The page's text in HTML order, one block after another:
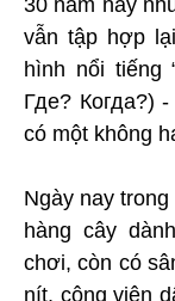
30 năm nay
vẫn tập hợp
hình nổi tiếng
Где? Когда?)
có một không
Ngày nay
hàng cây
chơi, còn có
nít, công viên